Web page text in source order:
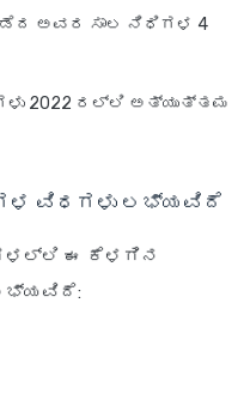
ಪಡೆದ ಅವರ ಸಾಲ ನಿಧಿಗಳ 4
2022 ರಲ್ಲಿ ಅತ್ಯುತ್ತಮ
ವಿಧಗಳು ಲಭ್ಯವಿದೆ
ಈ ಕೆಳಗಿನ